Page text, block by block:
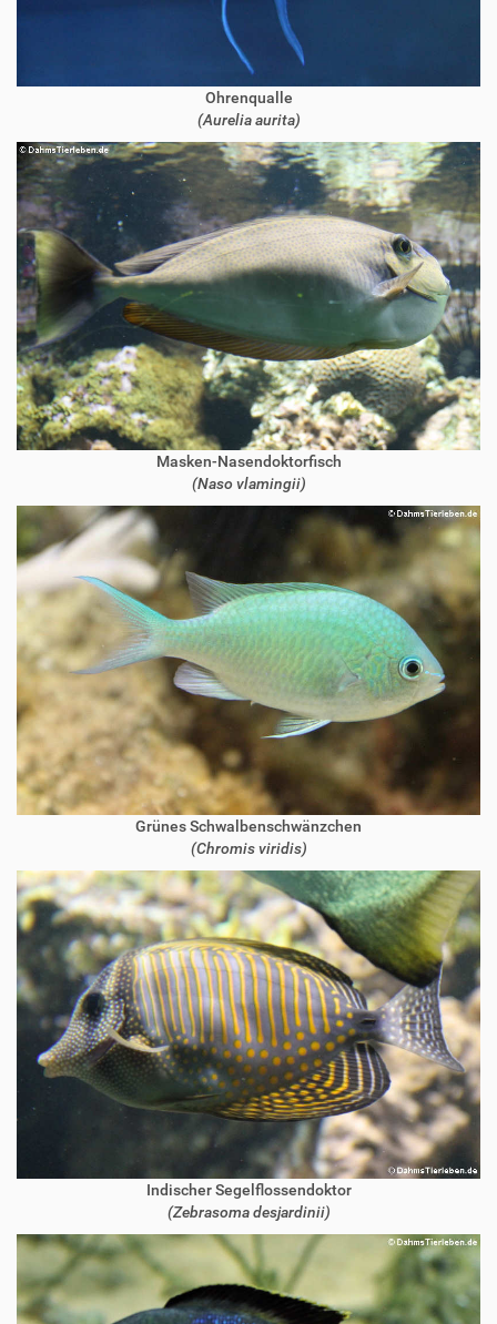
Ohrenqualle
(Aurelia aurita)
Masken-Nasendoktorfisch
(Naso vlamingii)
Grünes Schwalbenschwänzchen
(Chromis viridis)
Indischer Segelflossendoktor
(Zebrasoma desjardinii)